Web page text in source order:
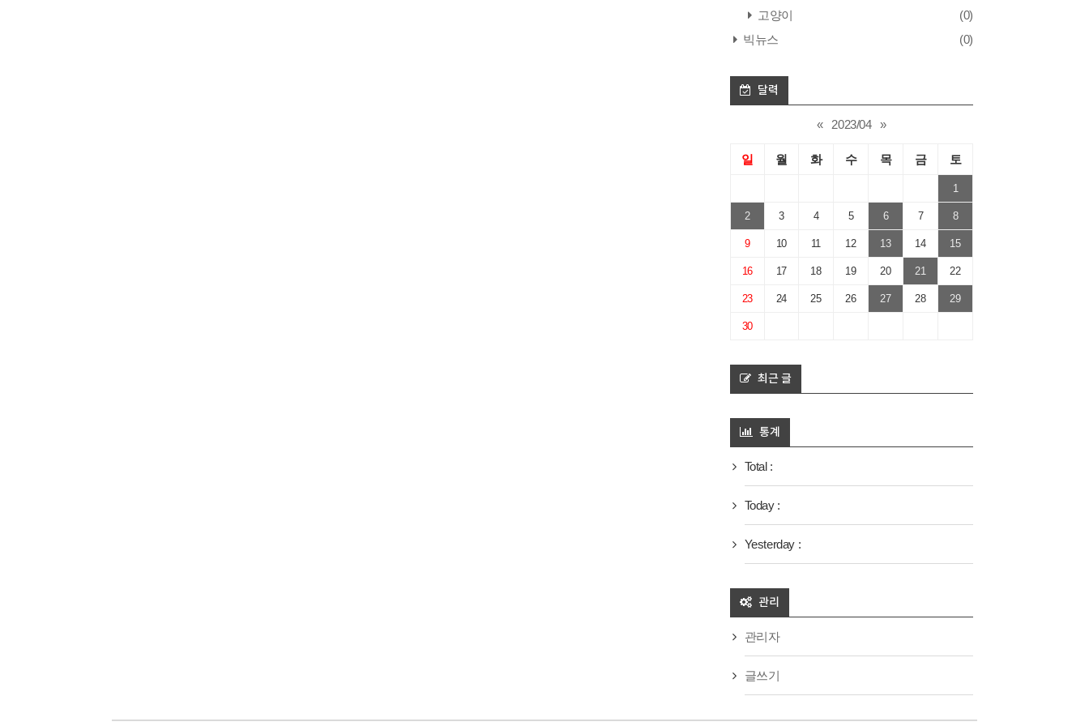
고양이
(0)
빅뉴스
(0)
달력
« 2023/04 »
일 월 화 수 목 금 토
1
2 3 4 5 6 7 8
9 10 11 12 13 14 15
16 17 18 19 20 21 22
23 24 25 26 27 28 29
30
최근 글
통계
Total :
Today :
Yesterday :
관리
관리자
글쓰기